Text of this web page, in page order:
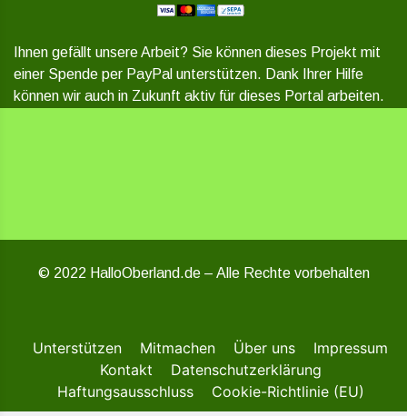
Ihnen gefällt unsere Arbeit? Sie können dieses Projekt mit
einer Spende per PayPal unterstützen. Dank Ihrer Hilfe
können wir auch in Zukunft aktiv für dieses Portal arbeiten.
© 2022 HalloOberland.de – Alle Rechte vorbehalten
Unterstützen Mitmachen Über uns
Impressum
Kontakt
Datenschutzerklärung
Haftungsausschluss
Cookie-Richtlinie (EU)